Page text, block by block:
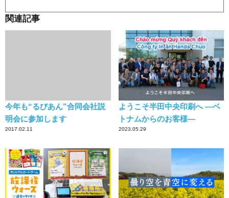
関連記事
今年も“るびあん”合同会社説
明会に参加します
2017.02.11
ようこそ半田中央印刷へ ―ベ
トナムからのお客様―
2023.05.29